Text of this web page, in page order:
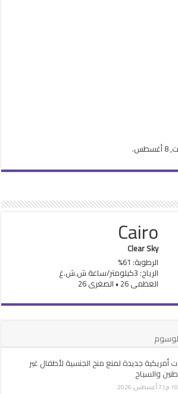
Cairo
Clear Sky
الرطوبة: 61%
الرياح: 3كيلومتر/ساعة ش.ش.غ
العظمى 26 • الصغرى 26
أمريكية جديدة لمنع منح الجنسية لأطفال غير
والسياح
2026